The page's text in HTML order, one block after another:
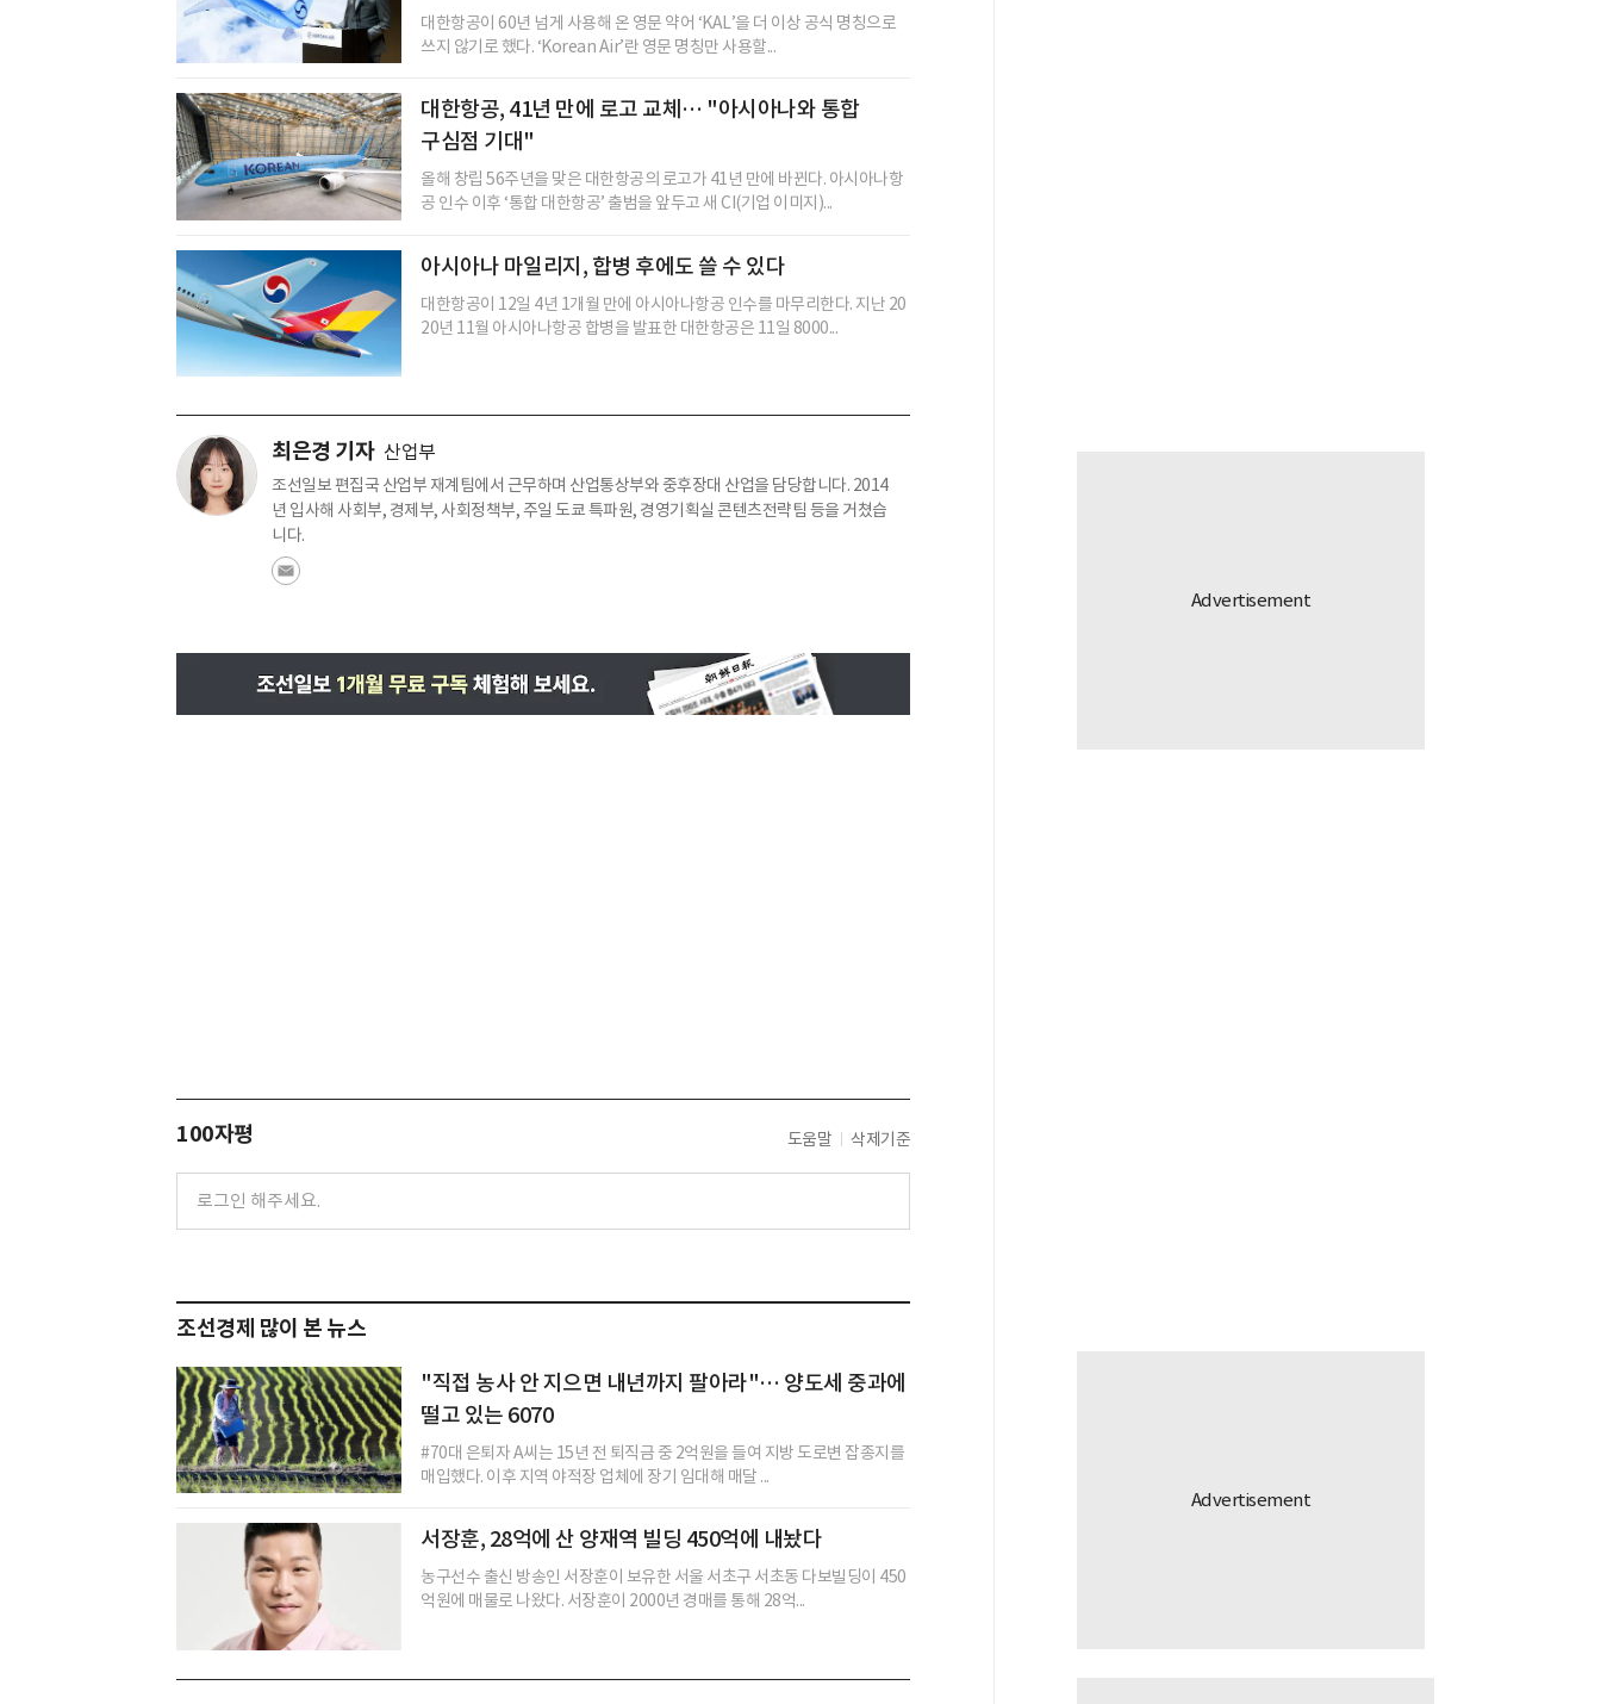
대한항공이 60년 넘게 사용해 온 영문 약어 ‘KAL’을 더 이상 공식 명칭으로
쓰지 않기로 했다. ‘Korean Air’란 영문 명칭만 사용할...
대한항공, 41년 만에 로고 교체… "아시아나와 통합
구심점 기대"
올해 창립 56주년을 맞은 대한항공의 로고가 41년 만에 바뀐다. 아시아나항
공 인수 이후 ‘통합 대한항공’ 출범을 앞두고 새 CI(기업 이미지)...
아시아나 마일리지, 합병 후에도 쓸 수 있다
대한항공이 12일 4년 1개월 만에 아시아나항공 인수를 마무리한다. 지난 20
20년 11월 아시아나항공 합병을 발표한 대한항공은 11일 8000...
최은경 기자 산업부
조선일보 편집국 산업부 재계팀에서 근무하며 산업통상부와 중후장대 산업을 담당합니다. 2014
년 입사해 사회부, 경제부, 사회정책부, 주일 도쿄 특파원, 경영기획실 콘텐츠전략팀 등을 거쳤습
니다.
100자평 도움말 삭제기준
조선경제 많이 본 뉴스
"직접 농사 안 지으면 내년까지 팔아라"… 양도세 중과에
떨고 있는 6070
#70대 은퇴자 A씨는 15년 전 퇴직금 중 2억원을 들여 지방 도로변 잡종지를
매입했다. 이후 지역 야적장 업체에 장기 임대해 매달 ...
서장훈, 28억에 산 양재역 빌딩 450억에 내놨다
농구선수 출신 방송인 서장훈이 보유한 서울 서초구 서초동 다보빌딩이 450
억원에 매물로 나왔다. 서장훈이 2000년 경매를 통해 28억...